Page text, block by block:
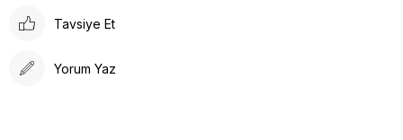
Tavsiye Et
Yorum Yaz